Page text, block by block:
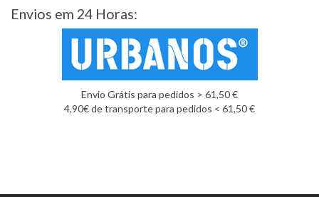
Envios em 24 Horas:
Envio Grátis para pedidos > 61,50 €
4,90€ de transporte para pedidos < 61,50 €